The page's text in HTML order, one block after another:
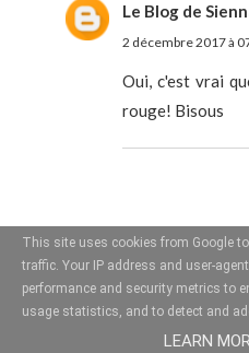
Le Blog de
2 décembre 2017 à
Oui, c'est vrai
rouge! Bisous
This site uses cookies from Google
traffic. Your IP address and user-
performance and security metrics to
usage statistics, and to detect and
LEARN